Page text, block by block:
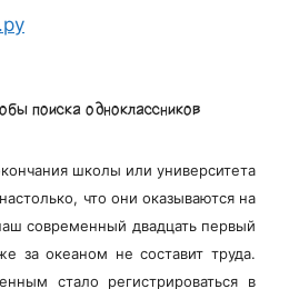
поиска одноклассников
школы или университета
что они оказываются на
современный двадцать первый
за океаном не составит труда.
стало регистрироваться в